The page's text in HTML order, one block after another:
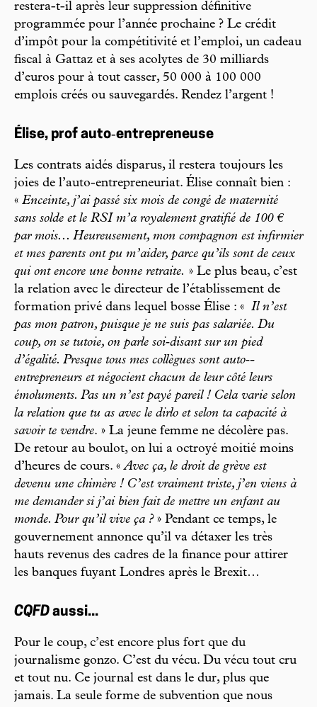
restera-­t-­il après leur suppression définitive
programmée pour l’année prochaine ? Le crédit
d’impôt pour la compétitivité et l’emploi, un cadeau
fiscal à Gattaz et à ses acolytes de 30 milliards
d’euros pour à tout casser, 50 000 à 100 000
emplois créés ou sauvegardés. Rendez l’argent !
Élise, prof auto‑­entrepreneuse
Les contrats aidés disparus, il restera toujours les
joies de l’auto-­entrepreneuriat. Élise connaît bien :
« Enceinte, j’ai passé six mois de congé de maternité
sans solde et le RSI m’a royalement gratifié de 100 €
par mois... Heureusement, mon compagnon est infirmier
et mes parents ont pu m’aider, parce qu’ils sont de ceux
qui ont encore une bonne retraite. » Le plus beau, c’est
la relation avec le directeur de l’établissement de
formation privé dans lequel bosse Élise : « Il n’est
pas mon patron, puisque je ne suis pas salariée. Du
coup, on se tutoie, on parle soi‑­disant sur un pied
d’égalité. Presque tous mes collègues sont auto‑­
entrepreneurs et négocient chacun de leur côté leurs
émoluments. Pas un n’est payé pareil ! Cela varie selon
la relation que tu as avec le dirlo et selon ta capacité à
savoir te vendre. » La jeune femme ne décolère pas.
De retour au boulot, on lui a octroyé moitié moins
d’heures de cours. «Avec ça, le droit de grève est
devenu une chimère ! C’est vraiment triste, j’en viens à
me demander si j’ai bien fait de mettre un enfant au
monde. Pour qu’il vive ça ?» Pendant ce temps, le
gouvernement annonce qu’il va détaxer les très
hauts revenus des cadres de la finance pour attirer
les banques fuyant Londres après le Brexit…
CQFD aussi...
Pour le coup, c’est encore plus fort que du
journalisme gonzo. C’est du vécu. Du vécu tout cru
et tout nu. Ce journal est dans le dur, plus que
jamais. La seule forme de subvention que nous